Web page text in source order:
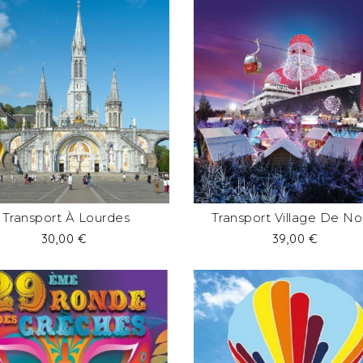
Transport À Lourdes
Prix
30,00 €
Transport Village De
Prix
39,00 €